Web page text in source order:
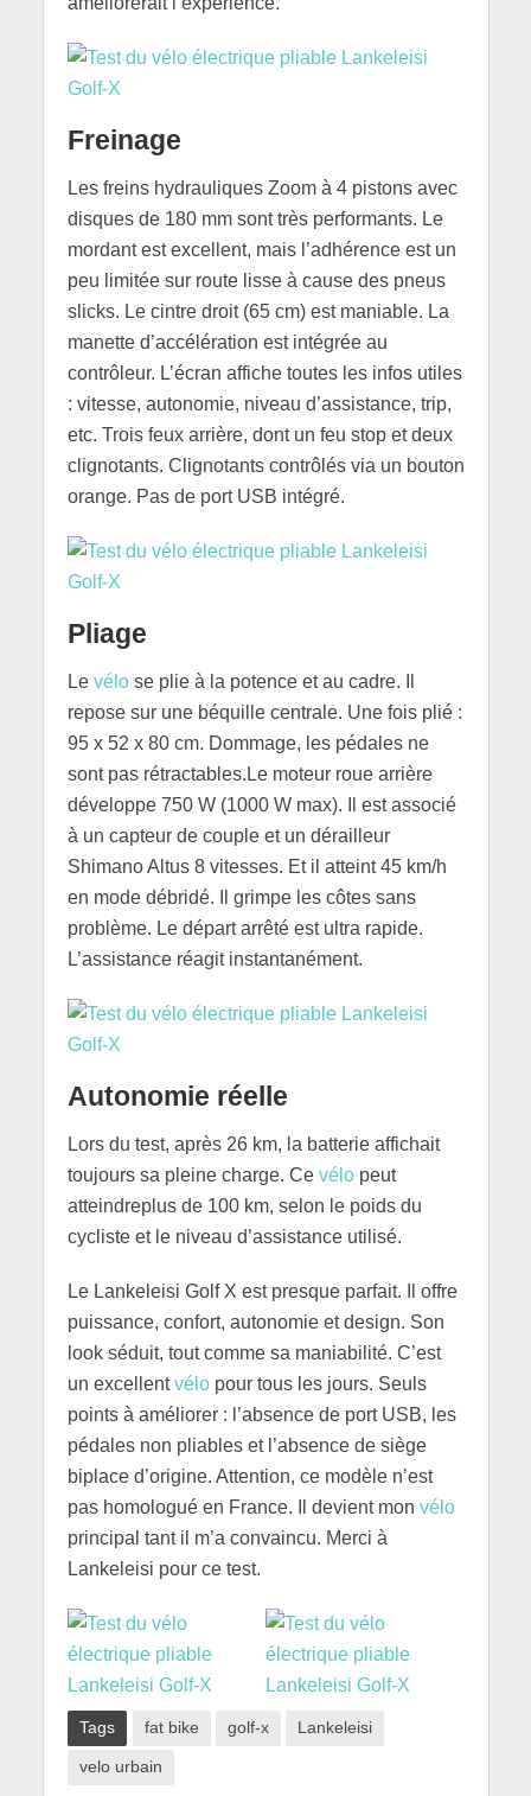
Freinage
Les freins hydrauliques Zoom à 4 pistons avec
disques de 180 mm sont très performants. Le
mordant est excellent, mais l’adhérence est un
peu limitée sur route lisse à cause des pneus
slicks. Le cintre droit (65 cm) est maniable. La
manette d’accélération est intégrée au
contrôleur. L’écran affiche toutes les infos utiles
: vitesse, autonomie, niveau d’assistance, trip,
etc. Trois feux arrière, dont un feu stop et deux
clignotants. Clignotants contrôlés via un bouton
orange. Pas de port USB intégré.
Pliage
Le vélose plie à la potence et au cadre. Il
repose sur une béquille centrale. Une fois plié :
95 x 52 x 80 cm. Dommage, les pédales ne
sont pas rétractables.Le moteur roue arrière
développe 750 W (1000 W max). Il est associé
à un capteur de couple et un dérailleur
Shimano Altus 8 vitesses. Et il atteint 45 km/h
en mode débridé. Il grimpe les côtes sans
problème. Le départ arrêté est ultra rapide.
L’assistance réagit instantanément.
Autonomie réelle
Lors du test, après 26 km, la batterie affichait
toujours sa pleine charge. Ce vélopeut
atteindreplus de 100 km, selon le poids du
cycliste et le niveau d’assistance utilisé.
Le Lankeleisi Golf X est presque parfait. Il offre
puissance, confort, autonomie et design. Son
look séduit, tout comme sa maniabilité. C’est
un excellentvélopour tous les jours. Seuls
points à améliorer : l’absence de port USB, les
pédales non pliables et l’absence de siège
biplace d’origine. Attention, ce modèle n’est
pas homologué en France. Il devient mon vélo
principal tant il m’a convaincu. Merci à
Lankeleisi pour ce test.
Tags fat bike golf-x Lankeleisi
velo urbain